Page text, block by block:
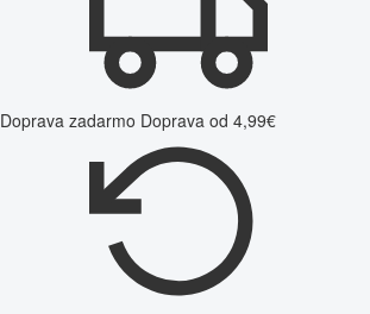
Doprava zadarmo Doprava od 4,99€